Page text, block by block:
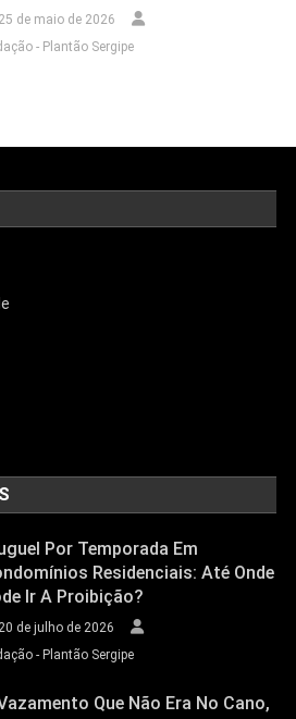
25 de maio de 2026
- Plantão Sergipe
Por Temporada Em
Residenciais: Até Onde
Ir A Proibição?
20 de julho de 2026
- Plantão Sergipe
Que Não Era No Cano,